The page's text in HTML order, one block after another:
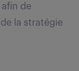
de
la stratégie